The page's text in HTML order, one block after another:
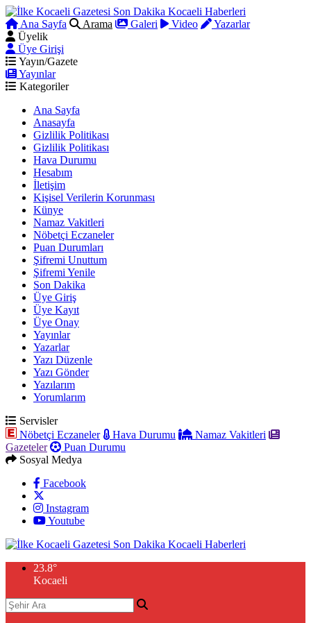
Ana Sayfa Arama Galeri Video
Yazarlar
Üyelik
Üye Girişi
Yayın/Gazete
Yayınlar
Kategoriler
Ana Sayfa
Anasayfa
Gizlilik Politikası
Gizlilik Politikası
Hava Durumu
Hesabım
İletişim
Kişisel Verilerin Korunması
Künye
Namaz Vakitleri
Nöbetçi Eczaneler
Puan Durumları
Şifremi Unuttum
Şifremi Yenile
Son Dakika
Üye Giriş
Üye Kayıt
Üye Onay
Yayınlar
Yazarlar
Yazı Düzenle
Yazı Gönder
Yazılarım
Yorumlarım
Servisler
Nöbetçi Eczaneler
Hava Durumu
Namaz Vakitleri
Gazeteler
Puan Durumu
Sosyal Medya
Facebook
Instagram
Youtube
23.8°
Kocaeli